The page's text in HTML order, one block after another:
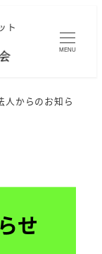
ト
MENU
人からのお知ら
せ